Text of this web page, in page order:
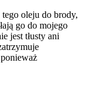
oleju do brody,
go do mojego
jest tłusty ani